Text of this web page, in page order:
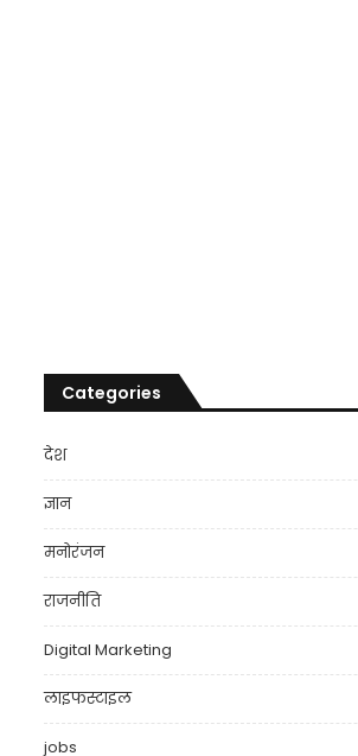
Categories
देश
ज्ञान
मनोरंजन
राजनीति
Digital Marketing
लाइफस्टाइल
jobs